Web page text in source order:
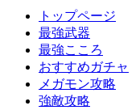
トップページ
最強武器
最強こころ
おすすめガチャ
メガモン攻略
強敵攻略